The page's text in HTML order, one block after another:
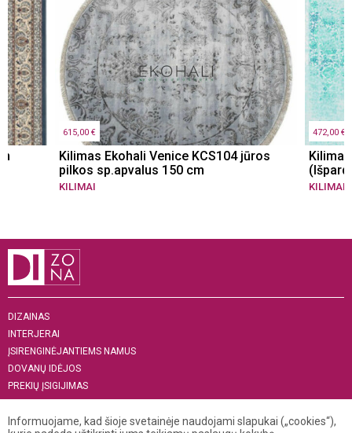
615,00 €
Kilimas Ekohali Venice KCS104 jūros
pilkos sp.apvalus 150 cm
KILIMAI
472,00 €
KILIMAI
DIZAINAS
INTERJERAI
ĮSIRENGINĖJANTIEMS NAMUS
DOVANŲ IDĖJOS
PREKIŲ ĮSIGIJIMAS
„MENAS INTERJERUI 2019“
Informuojame, kad šioje svetainėje naudojami slapukai („cookies“),